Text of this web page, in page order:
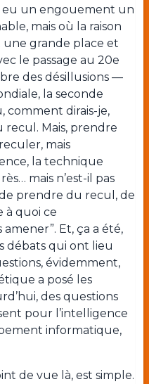
eu un engouement un
mais où la raison
une grande place et
le passage au 20e
des désillusions —
la seconde
comment dirais-je,
Mais, prendre
mais
la technique
mais n’est-il pas
prendre du recul, de
à quoi ce
Et, ça a été,
débats qui ont lieu
évidemment,
a posé les
des questions
pour l’intelligence
informatique,
de vue là, est simple.